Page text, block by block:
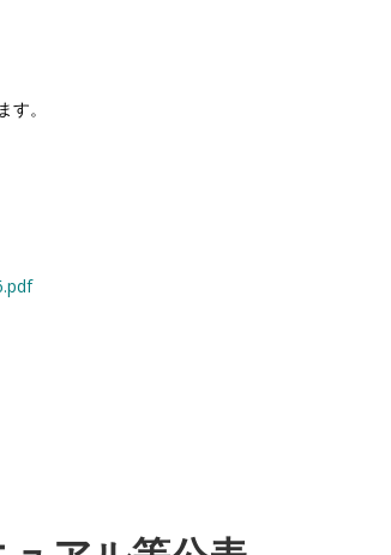
。